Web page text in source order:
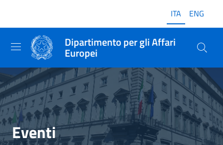
ITA ENG
Dipartimento per gli Affari
Europei
Eventi